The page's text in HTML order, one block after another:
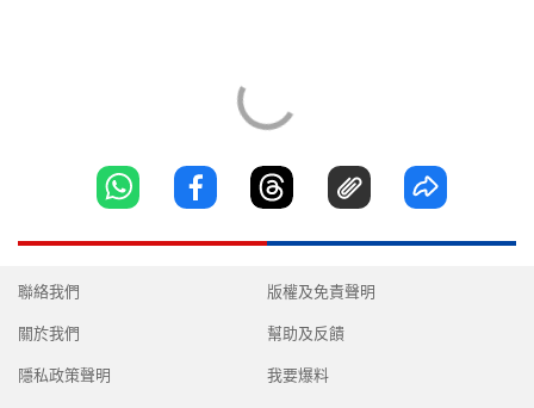
聯絡我們
關於我們
隱私政策聲明
版權及免責聲明
幫助及反饋
我要爆料